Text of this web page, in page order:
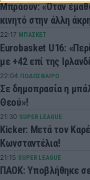
Μπράουν: «Όταν
κινητό στην άλλη
22:17 ΜΠΑΣΚΕΤ
Eurobasket U16:
με +42 επί της
22:04 ΠΟΔΟΣΦΑΙΡΟ
Σε δημοπρασία η
Θεού»!
21:30 SUPER LEAGUE
Kicker: Μετά τον
Κωνσταντέλια!
21:15 SUPER LEAGUE
ΠΑΟΚ: Υποβλήθηκε